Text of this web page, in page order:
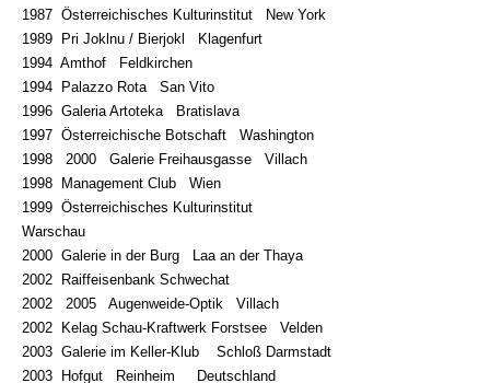
1987 Österreichisches Kulturinstitut
New York
1989
Pri Joklnu / Bierjokl
Klagenfurt
1994 Amthof
Feldkirchen
1994
Palazzo Rota
San Vito
1996 Galeria Artoteka
Bratislava
1997 Österreichische Botschaft
Washington
1998
2000 Galerie Freihausgasse
Villach
1998
Management Club
Wien
1999 Österreichisches Kulturinstitut
Warschau
2000 Galerie in der Burg
Laa an der Thaya
2002
Raiffeisenbank Schwechat
2002
2005 Augenweide-Optik
Villach
2002
Kelag Schau-Kraftwerk Forstsee
Velden
2003 Galerie im Keller-Klub
Schloß Darmstadt
2003
Hofgut Reinheim Deutschland